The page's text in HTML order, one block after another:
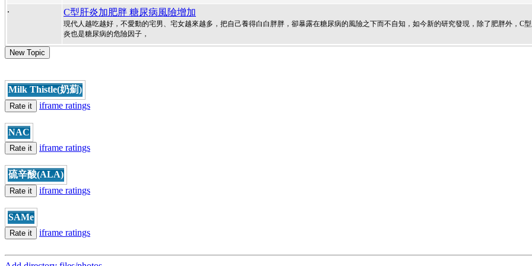
. C型肝炎加肥胖 糖尿病風險增加
現代人越吃越好，不愛動的宅男、宅女越來越多，把自己養得白白胖胖，卻暴露在糖尿病的風險之下而不自知，如今新的研究發現，除了肥胖外，C
炎也是糖尿病的危險因子，
New Topic
Milk Thistle(奶薊)
Rate it iframe ratings
NAC
Rate it iframe ratings
硫辛酸(ALA)
Rate it iframe ratings
SAMe
Rate it iframe ratings